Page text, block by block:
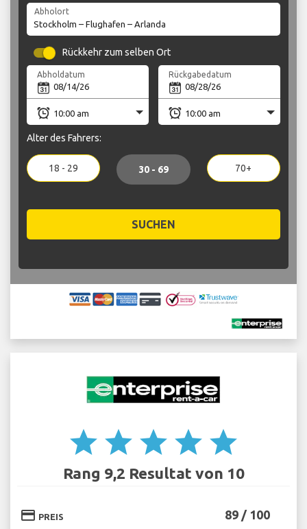
Abholort
Rückkehr zum selben Ort
Abholdatum Rückgabedatum
Alter des Fahrers:
18 - 29 30 - 69 70+
SUCHEN
star star star star star
Rang 9,2 Resultat von 10
credit_card PREIS 89 / 100